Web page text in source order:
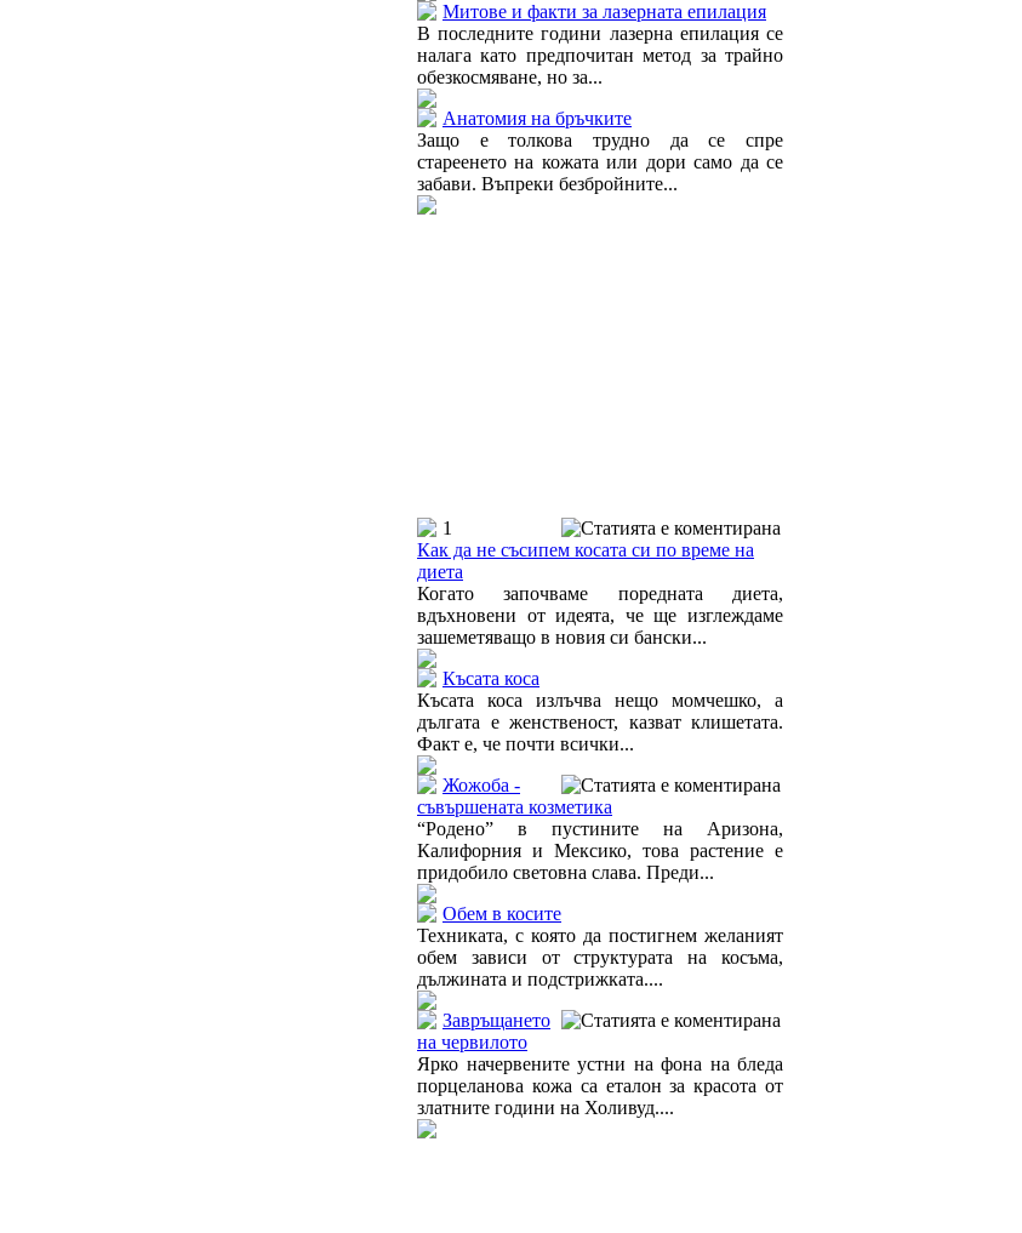
Митове и факти за лазерната епилация
В последните години лазерна епилация се
налага като предпочитан метод за трайно
обезкосмяване, но за...
Анатомия на бръчките
Защо е толкова трудно да се спре
стареенето на кожата или дори само да се
забави. Въпреки безбройните...
1
Как да не съсипем косата си по време на
диета
Когато започваме поредната диета,
вдъхновени от идеята, че ще изглеждаме
зашеметяващо в новия си бански...
Късата коса
Късата коса излъчва нещо момчешко, а
дългата е женственост, казват клишетата.
Факт е, че почти всички...
Жожоба -
съвършената козметика
“Родено” в пустините на Аризона,
Калифорния и Мексико, това растение е
придобило световна слава. Преди...
Обем в косите
Техниката, с която да постигнем желаният
обем зависи от структурата на косъма,
дължината и подстрижката....
Завръщането
на червилото
Ярко начервените устни на фона на бледа
порцеланова кожа са еталон за красота от
златните години на Холивуд....